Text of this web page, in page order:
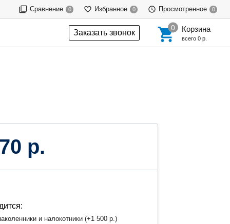
Сравнение 0 Избранное 0 Просмотренное 0
Заказать звонок Корзина
всего 0 р.
р.
и налокотники (+1 500 р.)